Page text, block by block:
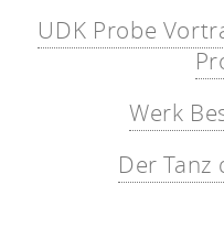
UDK Probe
Werk
Der